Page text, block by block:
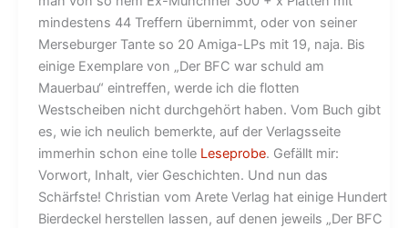
mindestens 44 Treffern übernimmt, oder von seiner
Merseburger Tante so 20 Amiga-LPs mit 19, naja. Bis
einige Exemplare von „Der BFC war schuld am
Mauerbau“ eintreffen, werde ich die flotten
Westscheiben nicht durchgehört haben. Vom Buch gibt
es, wie ich neulich bemerkte, auf der Verlagsseite
immerhin schon eine tolle Leseprobe. Gefällt mir:
Vorwort, Inhalt, vier Geschichten. Und nun das
Schärfste! Christian vom Arete Verlag hat einige Hundert
Bierdeckel herstellen lassen, auf denen jeweils „Der BFC